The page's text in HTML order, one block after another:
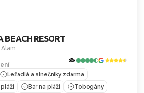
BEACH RESORT
Alam
Ležadlá a slnečníky zdarma
Bar na pláži Tobogány